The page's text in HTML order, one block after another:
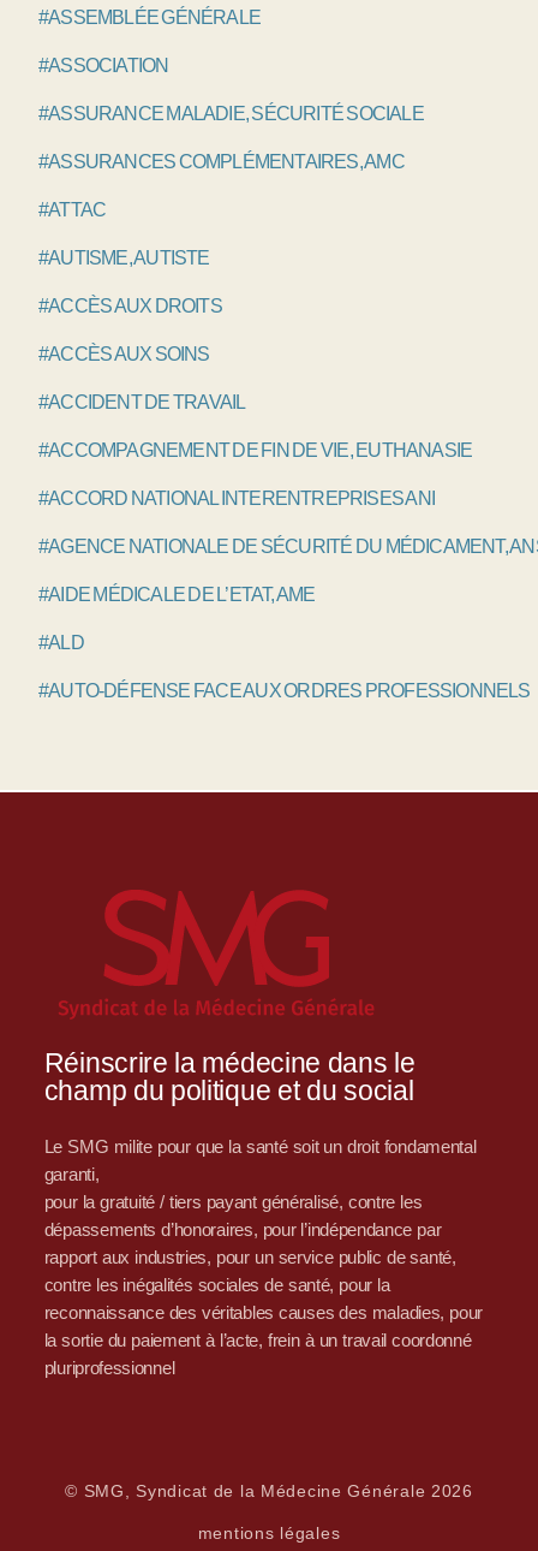
#ASSEMBLÉE GÉNÉRALE
#ASSOCIATION
#ASSURANCE MALADIE, SÉCURITÉ SOCIALE
#ASSURANCES COMPLÉMENTAIRES, AMC
#ATTAC
#AUTISME, AUTISTE
#ACCÈS AUX DROITS
#ACCÈS AUX SOINS
#ACCIDENT DE TRAVAIL
#ACCOMPAGNEMENT DE FIN DE VIE, EUTHANASIE
#ACCORD NATIONAL INTERENTREPRISES ANI
#AGENCE NATIONALE DE SÉCURITÉ DU MÉDICAMENT,
#AIDE MÉDICALE DE L’ETAT, AME
#ALD
#AUTO-DÉFENSE FACE AUX ORDRES PROFESSIONNELS
Réinscrire la médecine dans le
champ du politique et du social
Le SMG milite pour que la santé soit un droit fondamental
garanti,
pour la gratuité / tiers payant généralisé, contre les
dépassements d’honoraires, pour l’indépendance par
rapport aux industries, pour un service public de santé,
contre les inégalités sociales de santé, pour la
reconnaissance des véritables causes des maladies, pour
la sortie du paiement à l’acte, frein à un travail coordonné
pluriprofessionnel
© SMG, Syndicat de la Médecine Générale 2026
mentions légales